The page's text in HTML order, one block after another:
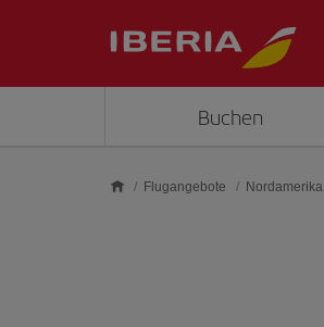
Buchen
Flugangebote Nordamerika